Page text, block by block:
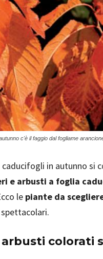
c'è il faggio dal fogliame
in autunno si
e arbusti a foglia
le piante da
colorati